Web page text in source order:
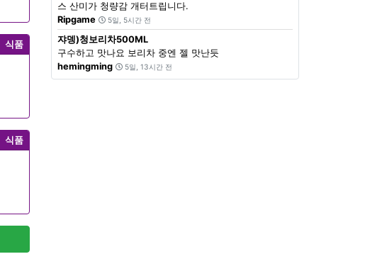
식품
식품
스 산미가 청량감 개터트립니다.
Ripgame
5일, 5시간 전
쟈뎅)청보리차500ML
구수하고 맛나요 보리차 중엔 젤 맛난듯
hemingming
5일, 13시간 전